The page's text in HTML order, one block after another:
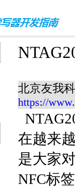
北京友我
https://
在越来
是大家
NFC标